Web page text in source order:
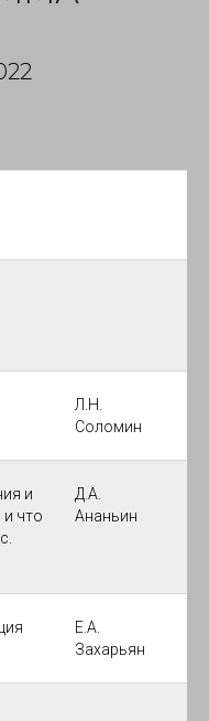
Л.Н.
Соломин
и
и что
Д.А.
Ананьин
Е.А.
Захарьян